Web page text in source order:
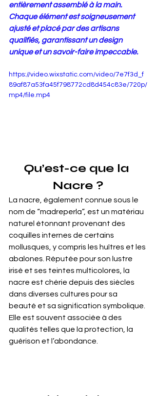
entièrement assemblé à la main.
Chaque élément est soigneusement
ajusté et placé par des artisans
qualifiés, garantissant un design
unique et un savoir-faire impeccable.
https://video.wixstatic.com/video/7e7f3d_f
89af87a53fa45f798772cd8d454c83e/720p/
mp4/file.mp4
Qu’est-ce que la
Nacre ?
La nacre, également connue sous le
nom de “madreperla”, est un matériau
naturel étonnant provenant des
coquilles internes de certains
mollusques, y compris les huîtres et les
abalones. Réputée pour son lustre
irisé et ses teintes multicolores, la
nacre est chérie depuis des siècles
dans diverses cultures pour sa
beauté et sa signification symbolique.
Elle est souvent associée à des
qualités telles que la protection, la
guérison et l’abondance.